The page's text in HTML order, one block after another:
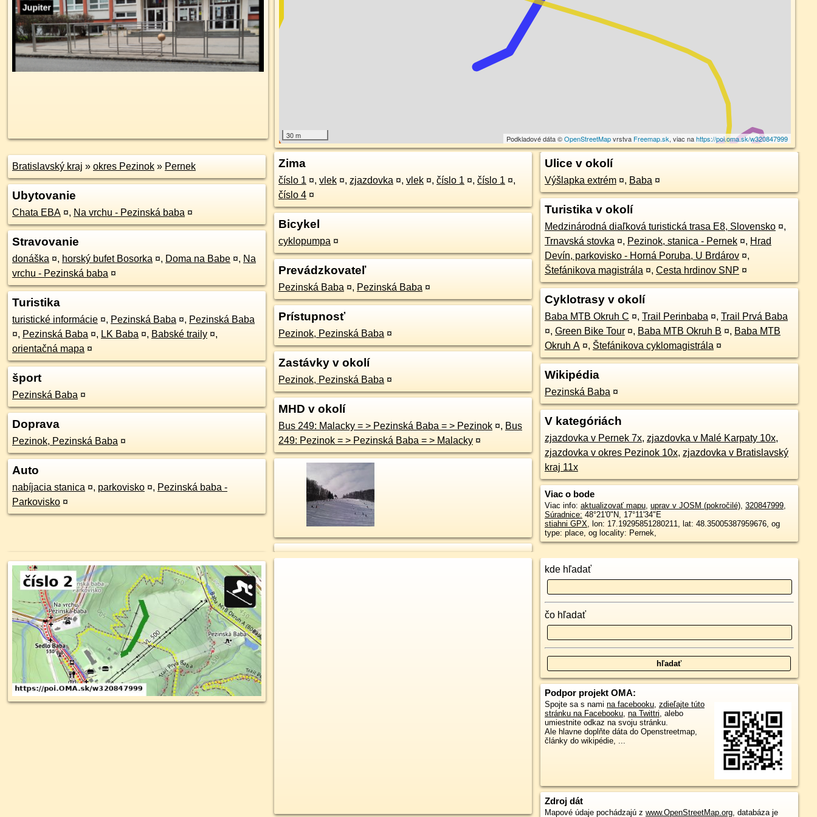
30 m Podkladové dáta ©OpenStreetMapvrstva Freemap.sk, viac nahttps://poi.oma.sk/w320847999
Bratislavský kraj » okres Pezinok » Pernek
Ubytovanie
Chata EBA ¤, Na vrchu - Pezinská baba ¤
Stravovanie
donáška ¤, horský bufet Bosorka ¤, Doma na Babe ¤, Na
vrchu - Pezinská baba ¤
Turistika
turistické informácie ¤, Pezinská Baba ¤, Pezinská Baba
¤, Pezinská Baba ¤, LK Baba ¤, Babské traily ¤,
orientačná mapa ¤
šport
Pezinská Baba ¤
Doprava
Pezinok, Pezinská Baba ¤
Auto
nabíjacia stanica ¤, parkovisko ¤, Pezinská baba -
Parkovisko ¤
Zima
číslo 1 ¤, vlek ¤, zjazdovka ¤, vlek ¤, číslo 1 ¤, číslo 1 ¤,
číslo 4 ¤
Bicykel
cyklopumpa ¤
Prevádzkovateľ
Pezinská Baba ¤, Pezinská Baba ¤
Prístupnosť
Pezinok, Pezinská Baba ¤
Zastávky v okolí
Pezinok, Pezinská Baba ¤
MHD v okolí
Bus 249: Malacky = > Pezinská Baba = > Pezinok ¤, Bus
249: Pezinok = > Pezinská Baba = > Malacky ¤
Ulice v okolí
Výšlapka extrém ¤, Baba ¤
Turistika v okolí
Medzinárodná diaľková turistická trasa E8, Slovensko ¤,
Trnavská stovka ¤, Pezinok, stanica - Pernek ¤, Hrad
Devín, parkovisko - Horná Poruba, U Brdárov ¤,
Štefánikova magistrála ¤, Cesta hrdinov SNP ¤
Cyklotrasy v okolí
Baba MTB Okruh C ¤, Trail Perinbaba ¤, Trail Prvá Baba
¤, Green Bike Tour ¤, Baba MTB Okruh B ¤, Baba MTB
Okruh A ¤, Štefánikova cyklomagistrála ¤
Wikipédia
Pezinská Baba ¤
V kategóriách
zjazdovka v Pernek 7x, zjazdovka v Malé Karpaty 10x,
zjazdovka v okres Pezinok 10x, zjazdovka v Bratislavský
kraj 11x
Viac o bode
Viac info: aktualizovať mapu, uprav v JOSM (pokročilé), 320847999,
Súradnice: 48°21'0"N, 17°11'34"E
stiahni GPX, lon: 17.19295851280211, lat: 48.35005387959676, og
type: place, og locality: Pernek,
kde hľadať
čo hľadať
Podpor projekt OMA:
Spojte sa s nami na facebooku, zdieľajte túto
stránku na Facebooku, na Twittri, alebo
umiestnite odkaz na svoju stránku.
Ale hlavne doplňte dáta do Openstreetmap,
články do wikipédie, ...
Zdroj dát
Mapové údaje pochádzajú z www.OpenStreetMap.org, databáza je